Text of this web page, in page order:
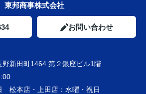
東邦商事株式会社
お問い合わせ
新田町1464 第２銀座ビル1階
松本店・上田店：水曜・祝日